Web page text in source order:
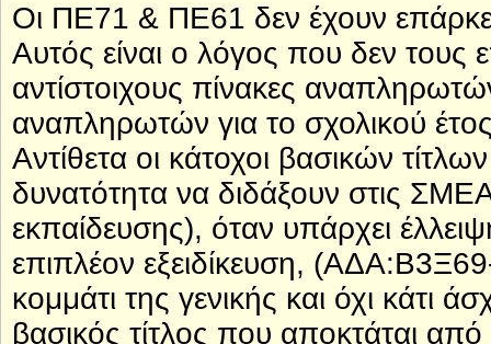
Οι ΠΕ71 & ΠΕ61 δεν έχουν
Αυτός είναι ο λόγος που δεν τους
αντίστοιχους πίνακες
αναπληρωτών για το σχολικού
Αντίθετα οι κάτοχοι βασικών
δυνατότητα να διδάξουν στις
εκπαίδευσης), όταν υπάρχει
επιπλέον εξειδίκευση,
κομμάτι της γενικής και όχι κάτι
βασικός τίτλος που αποκτάται